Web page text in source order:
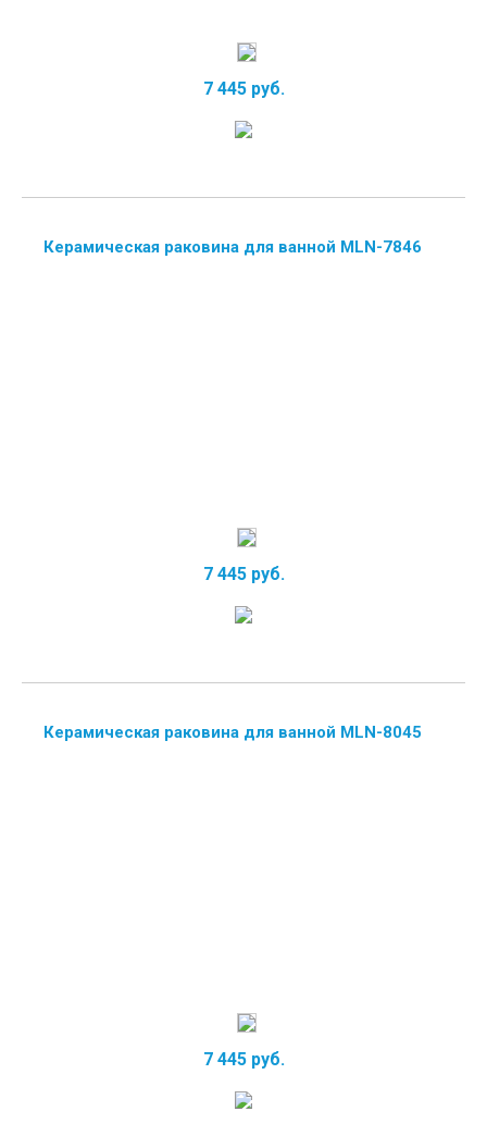
7 445 руб.
Керамическая раковина для ванной MLN-7846
7 445 руб.
Керамическая раковина для ванной MLN-8045
7 445 руб.